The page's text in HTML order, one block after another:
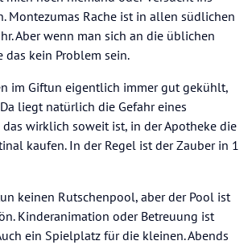
Montezumas Rache ist in allen südlichen
Aber wenn man sich an die üblichen
das kein Problem sein.
im Giftun eigentlich immer gut gekühlt,
liegt natürlich die Gefahr eines
das wirklich soweit ist, in der Apotheke die
kaufen. In der Regel ist der Zauber in 1
keinen Rutschenpool, aber der Pool ist
Kinderanimation oder Betreuung ist
ein Spielplatz für die kleinen. Abends